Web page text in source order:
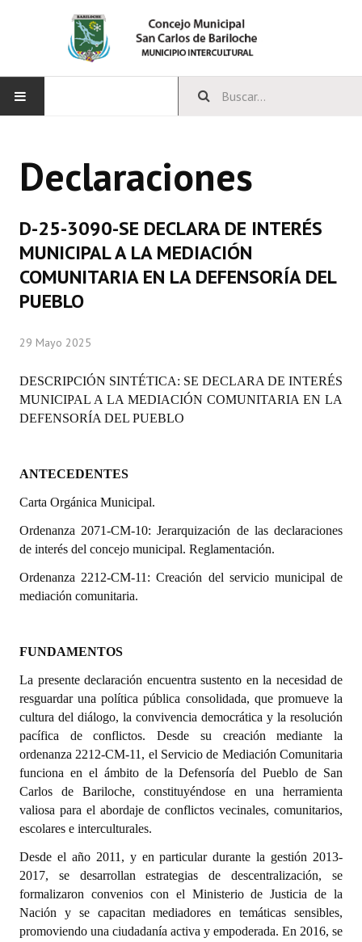
CONCEJO
Integrantes del Concejo
Comisiones Permanentes
Comisiones Especiales
Concejales Mandato Cumplido
Programas
LEGISLACIÓN
Reglamento Interno
Digesto
DOCUMENTOS
Informes de Gestión
Proyectos Presentados
Dictámenes Asesoría Letrada
Actas de Sesión
Informes de Unidad Coordinadora
Ejecución Presupuestaria
Actas de Audiencias Públicas
NORMATIVA
Declaraciones
D-25-3090-SE DECLARA DE INTERÉS
MUNICIPAL A LA MEDIACIÓN
COMUNITARIA EN LA DEFENSORÍA DEL
PUEBLO
29 Mayo 2025
DESCRIPCIÓN SINTÉTICA: SE DECLARA DE INTERÉS
MUNICIPAL A LA MEDIACIÓN COMUNITARIA EN LA
DEFENSORÍA DEL PUEBLO
ANTECEDENTES
Carta Orgánica Municipal.
Ordenanza 2071-CM-10: Jerarquización de las declaraciones
de interés del concejo municipal. Reglamentación.
Ordenanza 2212-CM-11: Creación del servicio municipal de
mediación comunitaria.
FUNDAMENTOS
La presente declaración encuentra sustento en la necesidad de
resguardar una política pública consolidada, que promueve la
cultura del diálogo, la convivencia democrática y la resolución
pacífica de conflictos. Desde su creación mediante la
ordenanza 2212-CM-11, el Servicio de Mediación Comunitaria
funciona en el ámbito de la Defensoría del Pueblo de San
Carlos de Bariloche, constituyéndose en una herramienta
valiosa para el abordaje de conflictos vecinales, comunitarios,
escolares e interculturales.
Desde el año 2011, y en particular durante la gestión 2013-
2017, se desarrollan estrategias de descentralización, se
formalizaron convenios con el Ministerio de Justicia de la
Nación y se capacitan mediadores en temáticas sensibles,
promoviendo una ciudadanía activa y empoderada. En 2016, se